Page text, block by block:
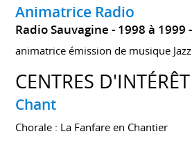
Animatrice Radio
Radio Sauvagine 1998 à 1999
animatrice émission de musique Jazz
CENTRES D'INTÉRÊT
Chant
Chorale : La Fanfare en Chantier